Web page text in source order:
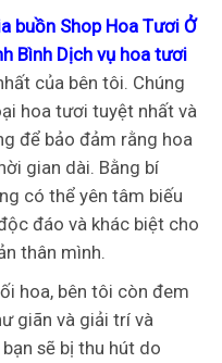
buồn Shop Hoa Tươi Ở
Bình Dịch vụ hoa tươi
của bên tôi. Chúng
hoa tươi tuyệt nhất và
để bảo đảm rằng hoa
gian dài. Bằng bí
có thể yên tâm biếu
đáo và khác biệt cho
thân mình.
hoa, bên tôi còn đem
giãn và giải trí và
sẽ bị thu hút do